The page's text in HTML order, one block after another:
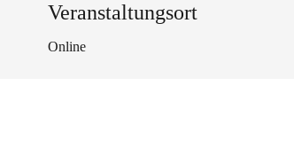
Veranstaltungsort
Online